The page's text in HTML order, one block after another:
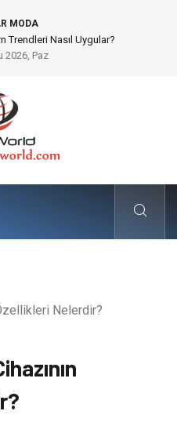
MODA
Başvuru Süreci Nasıl İşler?
2026, Paz
Nelerdir?